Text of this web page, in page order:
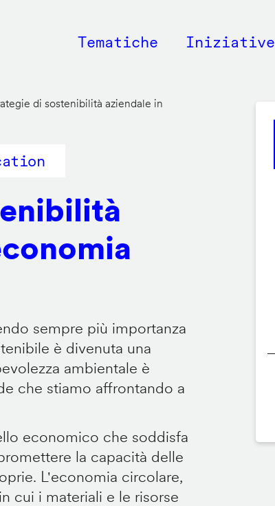
Main
Tematiche Iniziative
di sostenibilità aziendale in
sempre più importanza
è divenuta una
ambientale è
che stiamo affrontando a
economico che soddisfa
la capacità delle
L'economia circolare,
cui i materiali e le risorse